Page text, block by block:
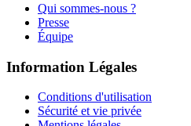
Qui sommes-nous ?
Presse
Équipe
Information Légales
Conditions d'utilisation
Sécurité et vie privée